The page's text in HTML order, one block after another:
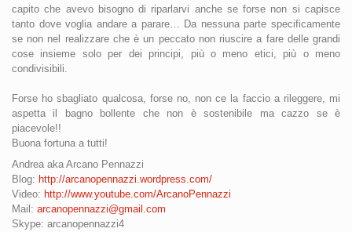
capito che avevo bisogno di riparlarvi anche se forse non si capisce
tanto dove voglia andare a parare… Da nessuna parte specificamente
se non nel realizzare che è un peccato non riuscire a fare delle grandi
cose insieme solo per dei principi, più o meno etici, più o meno
condivisibili.
Forse ho sbagliato qualcosa, forse no, non ce la faccio a rileggere, mi
aspetta il bagno bollente che non è sostenibile ma cazzo se è
piacevole!!
Buona fortuna a tutti!
Andrea aka Arcano Pennazzi
Blog: http://arcanopennazzi.wordpress.com/
Video: http://www.youtube.com/ArcanoPennazzi
Mail: arcanopennazzi@gmail.com
Skype: arcanopennazzi4